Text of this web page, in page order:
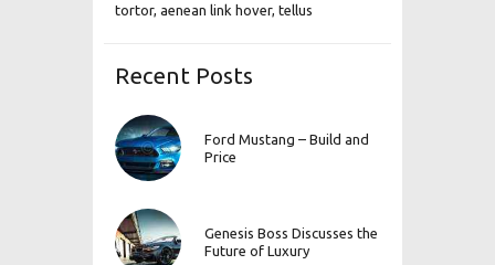
tortor, aenean link hover, tellus
Recent Posts
Ford Mustang – Build and
Price
Genesis Boss Discusses the
Future of Luxury